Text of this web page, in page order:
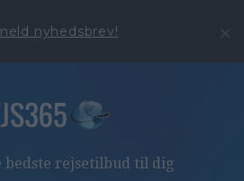
nyhedsbrev!
bedste rejsetilbud til dig